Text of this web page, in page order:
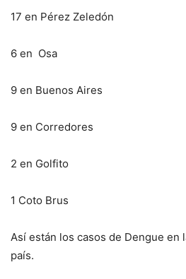
17 en Pérez Zeledón
6 en Osa
9 en Buenos Aires
9 en Corredores
2 en Golfito
1 Coto Brus
Así están los casos de Dengue en
país.